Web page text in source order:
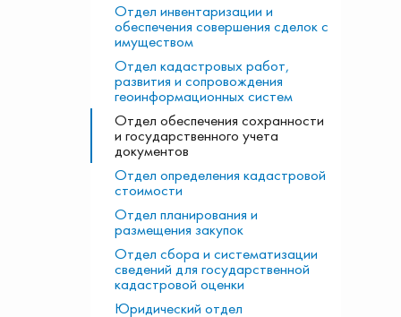
Отдел инвентаризации и
обеспечения совершения сделок с
имуществом
Отдел кадастровых работ,
развития и сопровождения
геоинформационных систем
Отдел обеспечения сохранности
и государственного учета
документов
Отдел определения кадастровой
стоимости
Отдел планирования и
размещения закупок
Отдел сбора и систематизации
сведений для государственной
кадастровой оценки
Юридический отдел